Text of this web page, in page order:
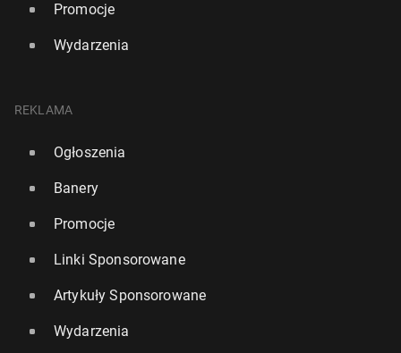
Promocje
Wydarzenia
REKLAMA
Ogłoszenia
Banery
Promocje
Linki Sponsorowane
Artykuły Sponsorowane
Wydarzenia